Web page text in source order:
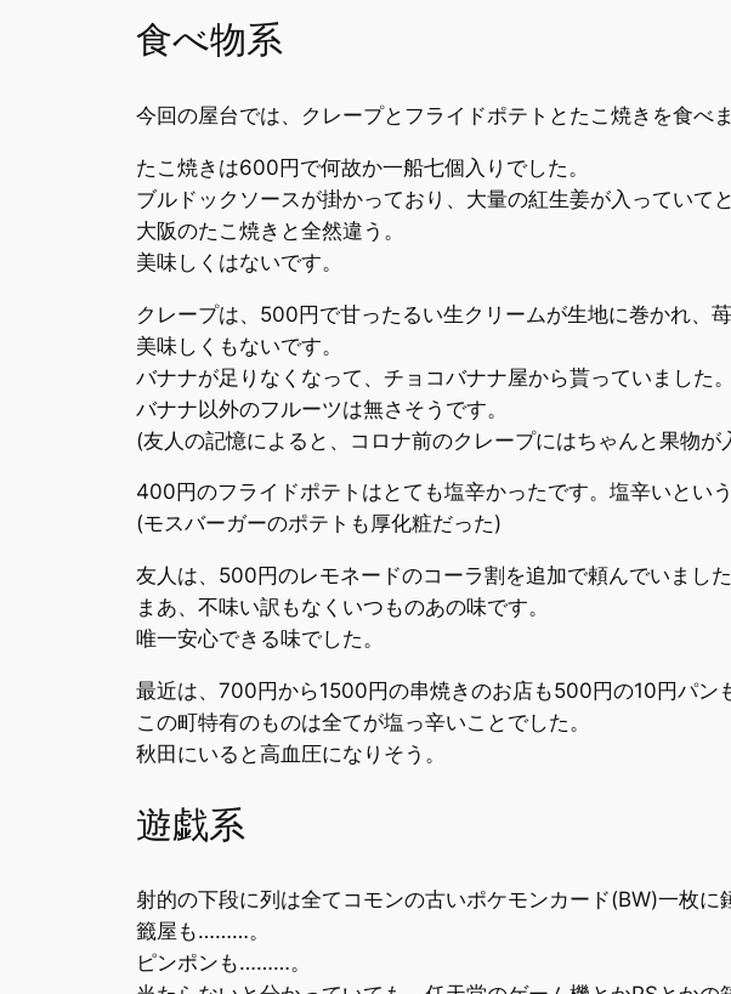
食べ物系
今回の屋台では、クレープとフライドポテトとたこ焼きを食べま
たこ焼きは600円で何故か一船七個入りでした。
ブルドックソースが掛かっており、大量の紅生姜が入っていて
大阪のたこ焼きと全然違う。
美味しくはないです。
クレープは、500円で甘ったるい生クリームが生地に巻かれ、
美味しくもないです。
バナナが足りなくなって、チョコバナナ屋から貰っていました。
バナナ以外のフルーツは無さそうです。
(友人の記憶によると、コロナ前のクレープにはちゃんと果物が
400円のフライドポテトはとても塩辛かったです。塩辛いとい
(モスバーガーのポテトも厚化粧だった)
友人は、500円のレモネードのコーラ割を追加で頼んでいました
まあ、不味い訳もなくいつものあの味です。
唯一安心できる味でした。
最近は、700円から1500円の串焼きのお店も500円の10円パン
この町特有のものは全てが塩っ辛いことでした。
秋田にいると高血圧になりそう。
遊戯系
射的の下段に列は全てコモンの古いポケモンカード(BW)一枚
籤屋も………。
ピンポンも………。